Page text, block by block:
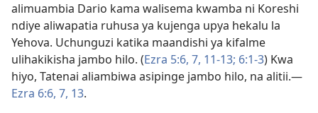
alimuambia Dario kama walisema kwamba ni Koreshi
ndiye aliwapatia ruhusa ya kujenga upya hekalu la
Yehova. Uchunguzi katika maandishi ya kifalme
ulihakikisha jambo hilo. (Ezra 5:6, 7, 11-13; 6:1-3) Kwa
hiyo, Tatenai aliambiwa asipinge jambo hilo, na alitii.​—
Ezra 6:6, 7, 13.